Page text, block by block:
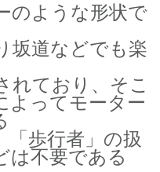
のような形状で
坂道などでも楽
れており、そこ
よってモーター
歩行者」の扱
は不要である